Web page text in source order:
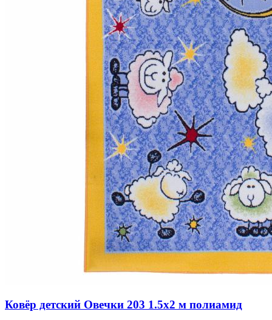
Ковёр детский Овечки 203 1.5x2 м полиамид